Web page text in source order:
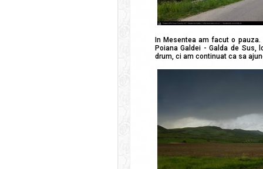
In Mesentea am facut o
Poiana Galdei - Galda de
drum, ci am continuat ca sa